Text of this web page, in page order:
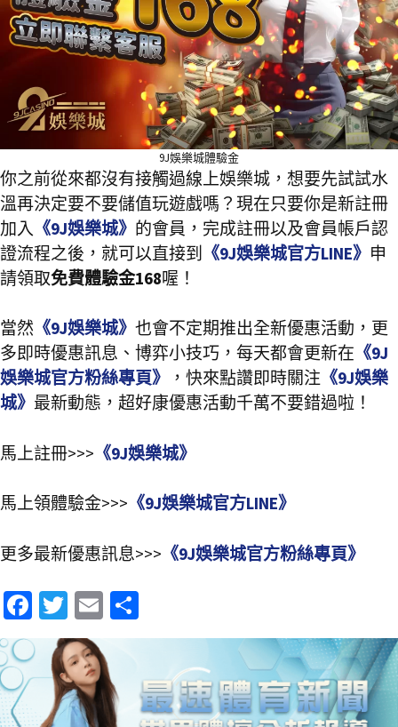
9J娛樂城體驗金
你之前從來都沒有接觸過線上娛樂城，想要先試試水
溫再決定要不要儲值玩遊戲嗎？現在只要你是新註冊
加入 《9J娛樂城》 的會員，完成註冊以及會員帳戶認
證流程之後，就可以直接到
《9J娛樂城官方LINE》 申
請領取免費體驗金168喔！
當然 《9J娛樂城》 也會不定期推出全新優惠活動，更
多即時優惠訊息、博弈小技巧，每天都會更新在 《9J
娛樂城官方粉絲專頁》
，快來點讚即時關注 《9J娛樂
城》 最新動態，超好康優惠活動千萬不要錯過啦！
馬上註冊>>> 《9J娛樂城》
馬上領體驗金>>> 《9J娛樂城官方LINE》
更多最新優惠訊息>>> 《9J娛樂城官方粉絲專頁》
Fa
ce
b
o
o
T
wi
tt
er
E
m
ai
l
享